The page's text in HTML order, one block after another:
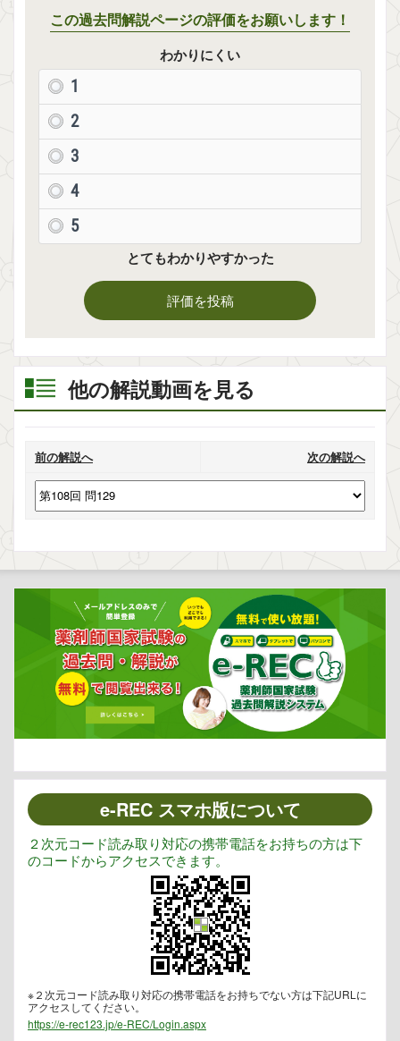
この過去問解説ページの評価をお願いします！
わかりにくい
1
2
3
4
5
とてもわかりやすかった
評価を投稿
他の解説動画を見る
前の解説へ 次の解説へ
e-REC スマホ版について
２次元コード読み取り対応の携帯電話をお持ちの方は下
のコードからアクセスできます。
※２次元コード読み取り対応の携帯電話をお持ちでない方は下記URLに
アクセスしてください。
https://e-rec123.jp/e-REC/Login.aspx